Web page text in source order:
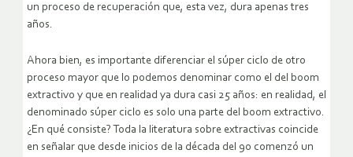
un proceso de recuperación que, esta vez, dura apenas tres
años.
Ahora bien, es importante diferenciar el súper ciclo de otro
proceso mayor que lo podemos denominar como el del boom
extractivo y que en realidad ya dura casi 25 años: en realidad, el
denominado súper ciclo es solo una parte del boom extractivo.
¿En qué consiste? Toda la literatura sobre extractivas coincide
en señalar que desde inicios de la década del 90 comenzó un